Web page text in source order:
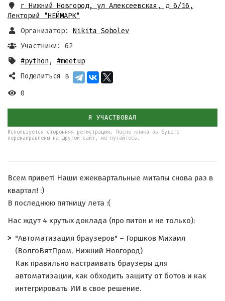
г Нижний Новгород, ул Алексеевская, д 6/16 ,
Лекторий "НЕЙМАРК"
Организатор:
Nikita Sobolev
Участники: 62
#python , #meetup
Поделиться в
0
Я УЧАСТВОВАЛ
Используется сторонняя регистрация. После клика вы будете
перенаправлены на другой сайт, не пугайтесь.
Всем привет! Наши ежеквартальные митапы снова раз в
квартал! :)
В последнюю пятницу лета :(
Нас ждут 4 крутых доклада (про питон и не только):
"Автоматизация браузеров" – Горшков Михаил
(ВолгоВятПром, Нижний Новгород)
Как правильно настраивать браузеры для
автоматизации, как обходить защиту от ботов и как
интегрировать ИИ в свое решение.